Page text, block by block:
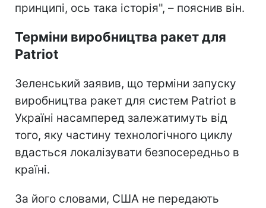
принципі, ось така історія", – пояснив він.
Терміни виробництва ракет для
Patriot
Зеленський заявив, що терміни запуску
виробництва ракет для систем Patriot в
Україні насамперед залежатимуть від
того, яку частину технологічного циклу
вдасться локалізувати безпосередньо в
країні.
За його словами, США не передають